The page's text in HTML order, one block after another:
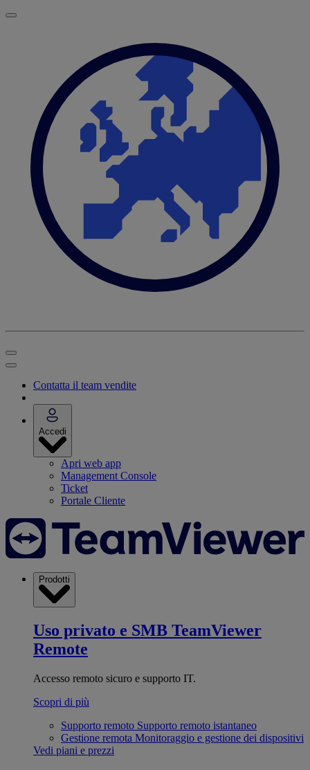
Contatta il team vendite
Accedi
Apri web app
Management Console
Ticket
Portale Cliente
Prodotti
Uso privato e SMB TeamViewer
Remote
Accesso remoto sicuro e supporto IT.
Scopri di più
Supporto remoto Supporto remoto istantaneo
Gestione remota Monitoraggio e gestione dei dispositivi
Vedi piani e prezzi